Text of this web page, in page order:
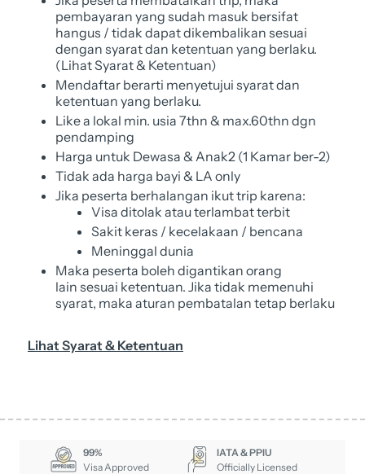
pembayaran yang sudah masuk bersifat
hangus / tidak dapat dikembalikan sesuai
dengan syarat dan ketentuan yang berlaku.
(Lihat Syarat & Ketentuan)
Mendaftar berarti menyetujui syarat dan
ketentuan yang berlaku.
Like a lokal min. usia 7thn & max.60thn dgn
pendamping
Harga untuk Dewasa & Anak2 (1 Kamar ber-2)
Tidak ada harga bayi & LA only
Jika peserta berhalangan ikut trip karena:
Visa ditolak atau terlambat terbit
Sakit keras / kecelakaan / bencana
Meninggal dunia
Maka peserta boleh digantikan orang
lain sesuai ketentuan. Jika tidak memenuhi
syarat, maka aturan pembatalan tetap berlaku
Lihat Syarat & Ketentuan
99%
Visa Approved
IATA & PPIU
Officially Licensed